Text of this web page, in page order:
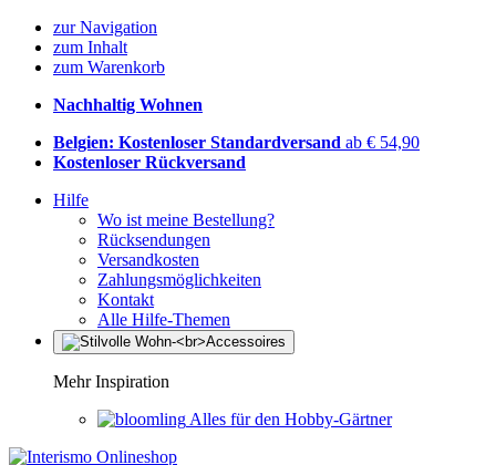
zur Navigation
zum Inhalt
zum Warenkorb
Nachhaltig Wohnen
Belgien: Kostenloser Standardversand ab € 54,90
Kostenloser Rückversand
Hilfe
Wo ist meine Bestellung?
Rücksendungen
Versandkosten
Zahlungsmöglichkeiten
Kontakt
Alle Hilfe-Themen
Mehr Inspiration
Alles für den Hobby-Gärtner